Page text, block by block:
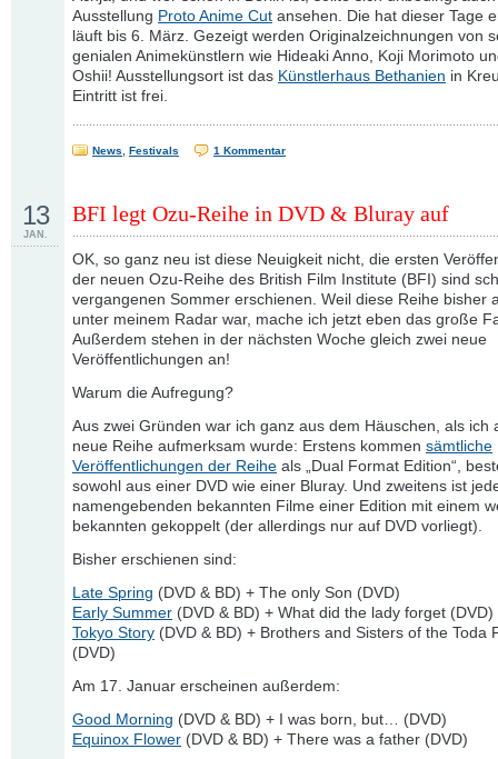
Ausstellung Proto Anime Cut ansehen. Die hat dieser Tage
läuft bis 6. März. Gezeigt werden Originalzeichnungen von
genialen Animekünstlern wie Hideaki Anno, Koji Morimoto
Oshii! Ausstellungsort ist das Künstlerhaus Bethanien in
Eintritt ist frei.
News Festivals 1 Kommentar
BFI legt Ozu-Reihe in DVD & Bluray auf
13
JAN.
OK, so ganz neu ist diese Neuigkeit nicht, die ersten
der neuen Ozu-Reihe des British Film Institute (BFI) sind
vergangenen Sommer erschienen. Weil diese Reihe bisher
unter meinem Radar war, mache ich jetzt eben das große
Außerdem stehen in der nächsten Woche gleich zwei neue
Veröffentlichungen an!
Warum die Aufregung?
Aus zwei Gründen war ich ganz aus dem Häuschen, als ich
neue Reihe aufmerksam wurde: Erstens kommen sämtliche
Veröffentlichungen der Reihe als „Dual Format Edition“,
sowohl aus einer DVD wie einer Bluray. Und zweitens ist
namengebenden bekannten Filme einer Edition mit einem
bekannten gekoppelt (der allerdings nur auf DVD vorliegt).
Bisher erschienen sind:
Late Spring (DVD & BD) + The only Son (DVD)
Early Summer (DVD & BD) + What did the lady forget (DVD)
Tokyo Story (DVD & BD) + Brothers and Sisters of the Toda
(DVD)
Am 17. Januar erscheinen außerdem:
Good Morning (DVD & BD) + I was born, but… (DVD)
Equinox Flower (DVD & BD) + There was a father (DVD)